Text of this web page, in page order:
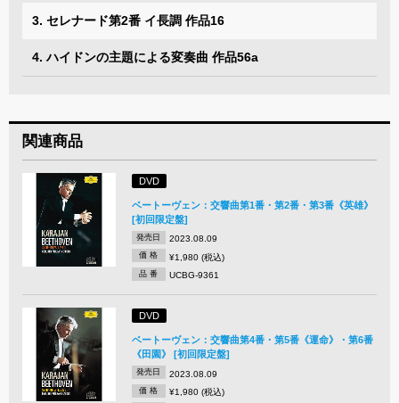
3. セレナード第2番 イ長調 作品16
4. ハイドンの主題による変奏曲 作品56a
関連商品
DVD
ベートーヴェン：交響曲第1番・第2番・第3番《英雄》
[初回限定盤]
発売日 2023.08.09
価 格 ¥1,980 (税込)
品 番 UCBG-9361
DVD
ベートーヴェン：交響曲第4番・第5番《運命》・第6番
《田園》 [初回限定盤]
発売日 2023.08.09
価 格 ¥1,980 (税込)